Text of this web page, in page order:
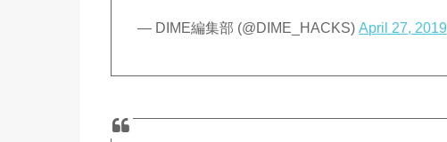
— DIME編集部 (@DIME_HACKS)April 27, 2019